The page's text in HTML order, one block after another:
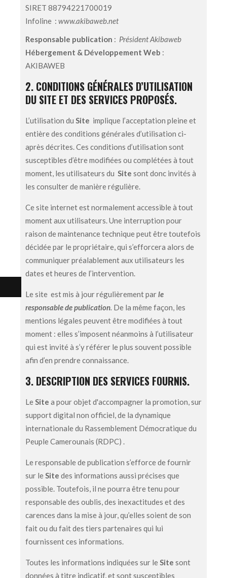
SIRET 88794221700019
Infoline : www.akibaweb.net
Responsable publication : Président Akibaweb
Hébergement & Développement Web :
AKIBAWEB
2. CONDITIONS GÉNÉRALES D’UTILISATION
DU SITE ET DES SERVICES PROPOSÉS.
L’utilisation du Site implique l’acceptation pleine et
entière des conditions générales d’utilisation ci-
après décrites. Ces conditions d’utilisation sont
susceptibles d’être modifiées ou complétées à tout
moment, les utilisateurs du Site sont donc invités à
les consulter de manière régulière.
Ce site internet est normalement accessible à tout
moment aux utilisateurs. Une interruption pour
raison de maintenance technique peut être toutefois
décidée par le propriétaire, qui s’efforcera alors de
communiquer préalablement aux utilisateurs les
dates et heures de l’intervention.
Le site est mis à jour régulièrement parle
responsable de publication. De la même façon, les
mentions légales peuvent être modifiées à tout
moment : elles s’imposent néanmoins à l’utilisateur
qui est invité à s’y référer le plus souvent possible
afin d’en prendre connaissance.
3. DESCRIPTION DES SERVICES FOURNIS.
LeSite a pour objet d'accompagner la promotion, sur
support digital non officiel, de la dynamique
internationale du Rassemblement Démocratique du
Peuple Camerounais (RDPC) .
Le responsable de publication s’efforce de fournir
sur leSite des informations aussi précises que
possible. Toutefois, il ne pourra être tenu pour
responsable des oublis, des inexactitudes et des
carences dans la mise à jour, qu’elles soient de son
fait ou du fait des tiers partenaires qui lui
fournissent ces informations.
Toutes les informations indiquées sur leSite sont
données à titre indicatif, et sont susceptibles